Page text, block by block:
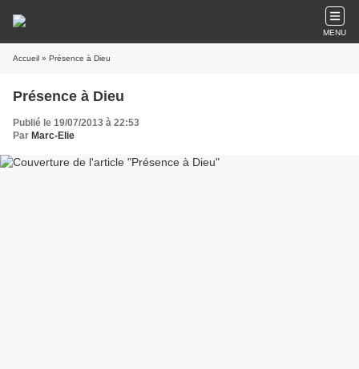
MENU
Accueil » Présence à Dieu
Présence à Dieu
Publié le 19/07/2013 à 22:53
Par Marc-Elie